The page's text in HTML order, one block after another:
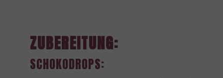
ZUBEREITUNG:
SCHOKODROPS: